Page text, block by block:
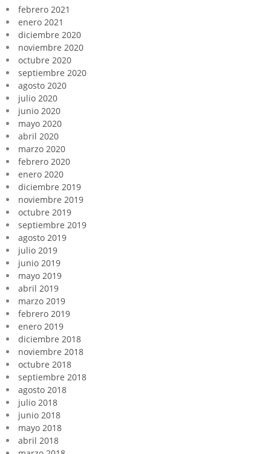
febrero 2021
enero 2021
diciembre 2020
noviembre 2020
octubre 2020
septiembre 2020
agosto 2020
julio 2020
junio 2020
mayo 2020
abril 2020
marzo 2020
febrero 2020
enero 2020
diciembre 2019
noviembre 2019
octubre 2019
septiembre 2019
agosto 2019
julio 2019
junio 2019
mayo 2019
abril 2019
marzo 2019
febrero 2019
enero 2019
diciembre 2018
noviembre 2018
octubre 2018
septiembre 2018
agosto 2018
julio 2018
junio 2018
mayo 2018
abril 2018